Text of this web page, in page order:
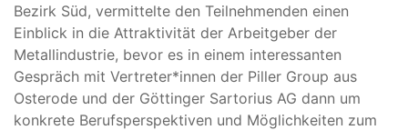
Bezirk Süd, vermittelte den Teilnehmenden einen
Einblick in die Attraktivität der Arbeitgeber der
Metallindustrie, bevor es in einem interessanten
Gespräch mit Vertreter*innen der Piller Group aus
Osterode und der Göttinger Sartorius AG dann um
konkrete Berufsperspektiven und Möglichkeiten zum